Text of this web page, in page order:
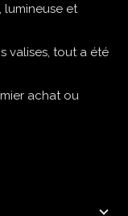
et
valises, tout a été
achat ou